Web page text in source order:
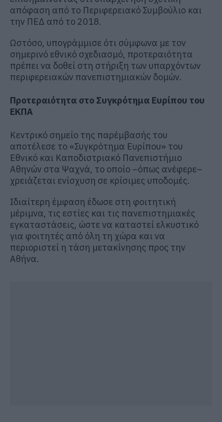
απόφαση από το Περιφερειακό Συμβούλιο και
την ΠΕΔ από το 2018.
Ωστόσο, υπογράμμισε ότι σύμφωνα με τον
σημερινό εθνικό σχεδιασμό, προτεραιότητα
πρέπει να δοθεί στη στήριξη των υπαρχόντων
περιφερειακών πανεπιστημιακών δομών.
Προτεραιότητα στο Συγκρότημα Ευρίπου του
ΕΚΠΑ
Κεντρικό σημείο της παρέμβασής του
αποτέλεσε το «Συγκρότημα Ευρίπου» του
Εθνικό και Καποδιστριακό Πανεπιστήμιο
Αθηνών στα Ψαχνά, το οποίο –όπως ανέφερε–
χρειάζεται ενίσχυση σε κρίσιμες υποδομές.
Ιδιαίτερη έμφαση έδωσε στη φοιτητική
μέριμνα, τις εστίες και τις πανεπιστημιακές
εγκαταστάσεις, ώστε να καταστεί ελκυστικό
για φοιτητές από όλη τη χώρα και να
περιοριστεί η τάση μετακίνησης προς την
Αθήνα.